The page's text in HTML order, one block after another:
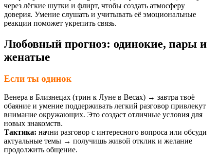
через лёгкие шутки и флирт, чтобы создать атмосферу
доверия. Умение слушать и учитывать её эмоциональные
реакции поможет укрепить связь.
Любовный прогноз: одинокие, пары и
женатые
Если ты одинок
Венера в Близнецах (трин к Луне в Весах) → завтра твоё
обаяние и умение поддерживать легкий разговор привлекут
внимание окружающих. Это создаст отличные условия для
новых знакомств.
Тактика: начни разговор с интересного вопроса или обсуди
актуальные темы → получишь живой отклик и желание
продолжить общение.